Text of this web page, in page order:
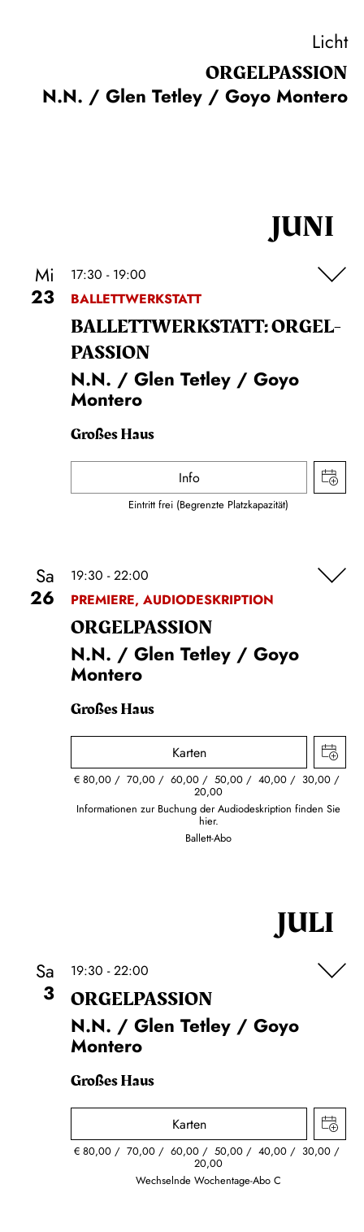
Licht
ORGEL­PASSION
N.N. / Glen Tetley / Goyo Montero
JUNI
Mi
23
17:30 - 19:00
BALLETTWERKSTATT
BALLETT­WERKSTATT: ORGEL­
PASSION
N.N. / Glen Tetley / Goyo
Montero
Großes Haus
Info
Eintritt frei (Begrenzte Platzkapazität)
Sa
26
19:30 - 22:00
PREMIERE, AUDIODESKRIPTION
ORGEL­PASSION
N.N. / Glen Tetley / Goyo
Montero
Großes Haus
Karten
€80,00 70,00 60,00 50,00 40,00 30,00
20,00
Informationen zur Buchung der Audiodeskription finden Sie
hier.
Ballett-Abo
JULI
Sa
3
19:30 - 22:00
ORGEL­PASSION
N.N. / Glen Tetley / Goyo
Montero
Großes Haus
Karten
€80,00 70,00 60,00 50,00 40,00 30,00
20,00
Wechselnde Wochentage-Abo C